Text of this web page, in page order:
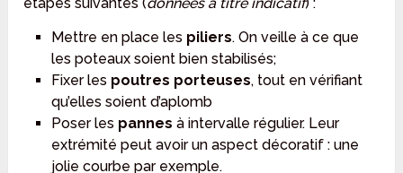
Mettre en place les piliers. On veille à ce que
les poteaux soient bien stabilisés;
Fixer les poutres porteuses, tout en vérifiant
qu’elles soient d’aplomb
Poser les pannes à intervalle régulier. Leur
extrémité peut avoir un aspect décoratif : une
jolie courbe par exemple.